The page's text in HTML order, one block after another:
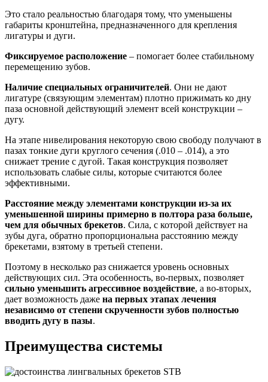
Это стало реальностью благодаря тому, что уменьшены
габариты кронштейна, предназначенного для крепления
лигатуры и дуги.
Фиксируемое расположение – помогает более стабильному
перемещению зубов.
Наличие специальных ограничителей. Они не дают
лигатуре (связующим элементам) плотно прижимать ко дну
паза основной действующий элемент всей конструкции –
дугу.
На этапе нивелирования некоторую свою свободу получают в
пазах тонкие дуги круглого сечения (.010 – .014), а это
снижает трение с дугой. Такая конструкция позволяет
использовать слабые силы, которые считаются более
эффективными.
Расстояние между элементами конструкции из-за их
уменьшенной ширины примерно в полтора раза больше,
чем для обычных брекетов. Сила, с которой действует на
зубы дуга, обратно пропорциональна расстоянию между
брекетами, взятому в третьей степени.
Поэтому в несколько раз снижается уровень основных
действующих сил. Эта особенность, во-первых, позволяет
сильно уменьшить агрессивное воздействие, а во-вторых,
дает возможность даже на первых этапах лечения
независимо от степени скрученности зубов полностью
вводить дугу в пазы.
Преимущества системы